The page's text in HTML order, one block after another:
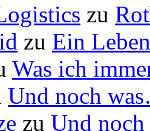
zu
zu Ein
Was ich
Und noch
zu Und